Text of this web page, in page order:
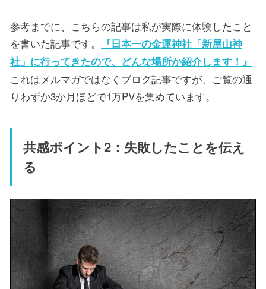
参考までに、こちらの記事は私が実際に体験したこと
を書いた記事です。
『日本一の金運神社「新屋山神
社」に行ってきたので、どんな場所か紹介します！』
これはメルマガではなくブログ記事ですが、ご覧の通
りわずか3か月ほどで1万PVを集めています。
共感ポイント2：失敗したことを伝え
る